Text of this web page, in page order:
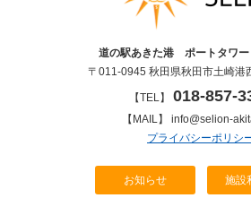
道の駅あきた港 ポートタワー
〒011-0945 秋田県秋田市土崎港
【TEL】 018-857-
【MAIL】 info@selion-
プライバシーポリシ
お知らせ 施設